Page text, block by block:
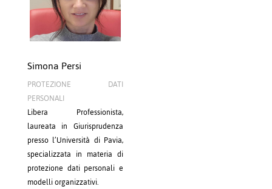
Simona Persi
PROTEZIONE DATI
PERSONALI
Libera Professionista,
laureata in Giurisprudenza
presso l’Università di Pavia,
specializzata in materia di
protezione dati personali e
modelli organizzativi.